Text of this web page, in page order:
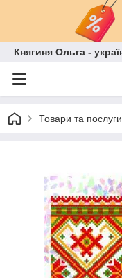
Княгиня Ольга -
Товари та послуги